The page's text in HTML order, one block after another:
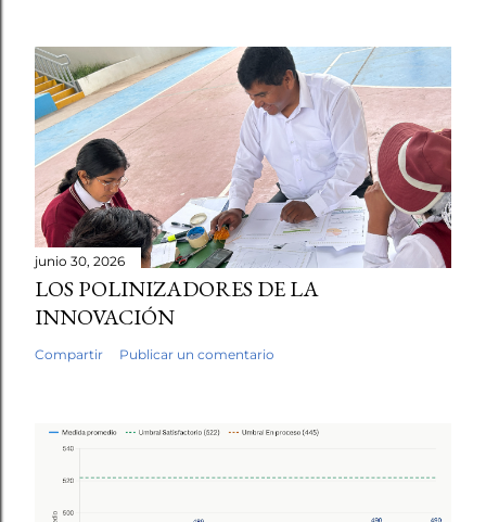
junio 30, 2026
LOS POLINIZADORES DE LA
INNOVACIÓN
Compartir Publicar un comentario